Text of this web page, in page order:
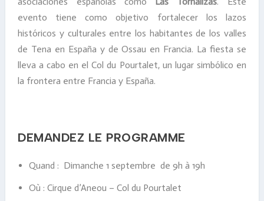
evento tiene como objetivo fortalecer los lazos
históricos y culturales entre los habitantes de los valles
de Tena en España y de Ossau en Francia. La fiesta se
lleva a cabo en el Col du Pourtalet, un lugar simbólico en
la frontera entre Francia y España.
DEMANDEZ LE PROGRAMME
Quand : Dimanche 1 septembre de 9h à 19h
Où : Cirque d’Aneou – Col du Pourtalet